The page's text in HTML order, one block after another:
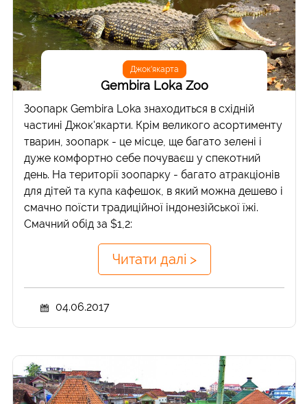
Джок'якарта
Gembira Loka Zoo
Зоопарк Gembira Loka знаходиться в східній
частині Джок'якарти. Крім великого асортименту
тварин, зоопарк - це місце, ще багато зелені і
дуже комфортно себе почуваєш у спекотний
день. На території зоопарку - багато атракціонів
для дітей та купа кафешок, в який можна дешево і
смачно поїсти традиційної індонезійської їжі.
Смачний обід за $1,2:
Читати далі >
04.06.2017